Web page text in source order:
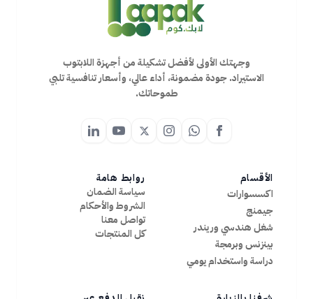
وجهتك الأولى لأفضل تشكيلة من أجهزة اللابتوب
الاستيراد. جودة مضمونة، أداء عالي، وأسعار تنافسية تلبي
طموحاتك.
الأقسام
اكسسوارات
جيمنج
شغل هندسي وريندر
بينزنس وبرمجة
دراسة واستخدام يومي
روابط هامة
سياسة الضمان
الشروط والأحكام
تواصل معنا
كل المنتجات